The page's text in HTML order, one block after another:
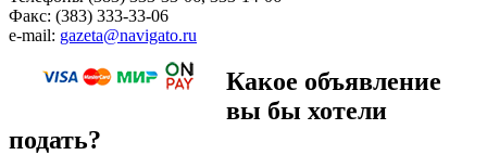
Факс: (383) 333-33-06
e-mail: gazeta@navigato.ru
Какое объявление
вы бы хотели
подать?